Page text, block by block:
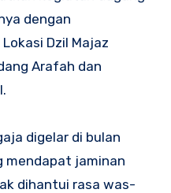
dengan
Dzil Majaz
Arafah dan
digelar di bulan
mendapat jaminan
dihantui rasa was-